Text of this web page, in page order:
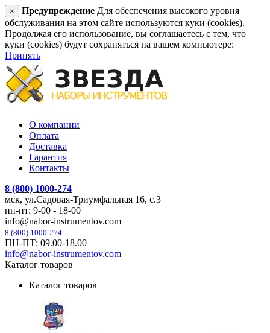
× Предупреждение Для обеспечения высокого уровня
обслуживания на этом сайте используются куки (cookies).
Продолжая его использование, вы соглашаетесь с тем, что
куки (cookies) будут сохраняться на вашем компьютере:
Принять
О компании
Оплата
Доставка
Гарантия
Контакты
8 (800) 1000-274
мск, ул.Садовая-Триумфальная 16, с.3
пн-пт: 9-00 - 18-00
info@nabor-instrumentov.com
8 (800) 1000-274
ПН-ПТ: 09.00-18.00
info@nabor-instrumentov.com
Каталог товаров
Каталог товаров